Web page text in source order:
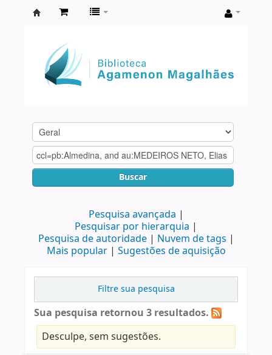
Agamenon
Magalhães
Buscar
Pesquisa avançada
Pesquisar por hierarquia
Pesquisa de autoridade
Nuvem de tags
Mais popular
Sugestões de aquisição
Filtre sua pesquisa
Sua pesquisa retornou 3 resultados.
Desculpe, sem sugestões.